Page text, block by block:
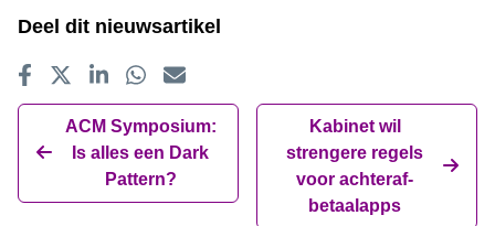
Deel dit nieuwsartikel
Delen op Facebook
TweetDelen op LinkedIn
Delen op WhatsApp
E-mailadres
ACM Symposium:
Is alles een Dark
Pattern?
Kabinet wil
strengere regels
voor achteraf-
betaalapps